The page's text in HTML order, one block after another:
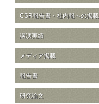
CSR報告書・社内報への掲載
講演実績
メディア掲載
報告書
研究論文